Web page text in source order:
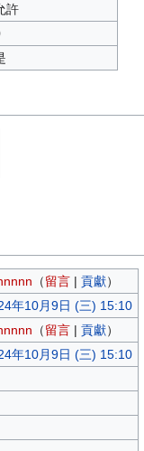
許
（留言| 貢獻）
年10月9日 (三) 15:10
（留言| 貢獻）
年10月9日 (三) 15:10